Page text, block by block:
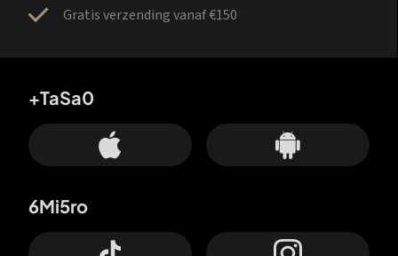
Gratis verzending vanaf €150
+TaSa0
6Mi5ro